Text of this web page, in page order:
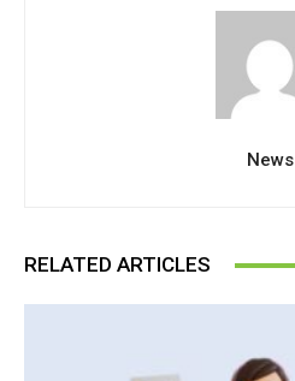
News
RELATED ARTICLES